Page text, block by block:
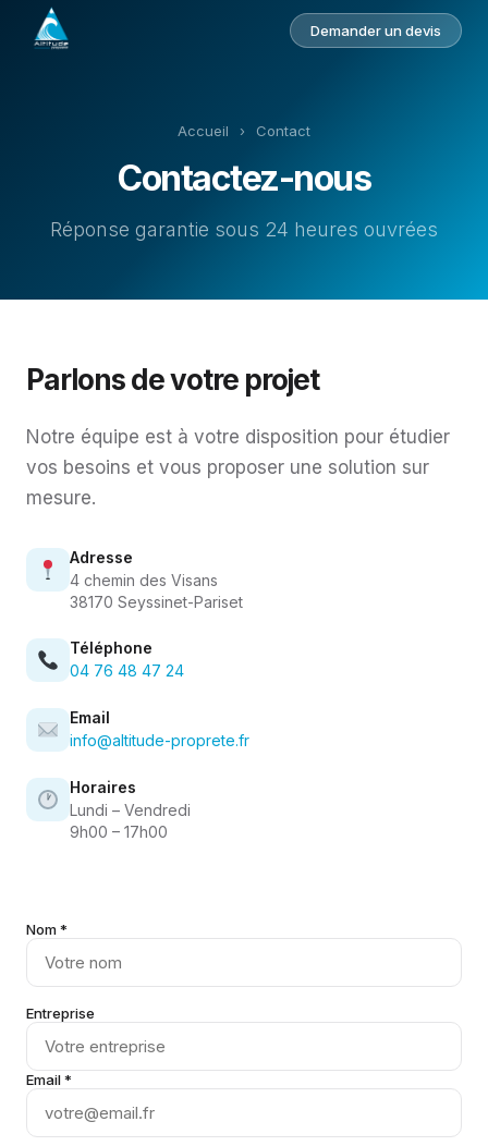
Demander un devis
Accueil › Contact
Contactez-nous
Réponse garantie sous 24 heures ouvrées
Parlons de votre projet
Notre équipe est à votre disposition pour étudier
vos besoins et vous proposer une solution sur
mesure.
Adresse
4 chemin des Visans
38170 Seyssinet-Pariset
Téléphone
04 76 48 47 24
Email
info@altitude-proprete.fr
Horaires
Lundi – Vendredi
9h00 – 17h00
Nom *
Entreprise
Email *